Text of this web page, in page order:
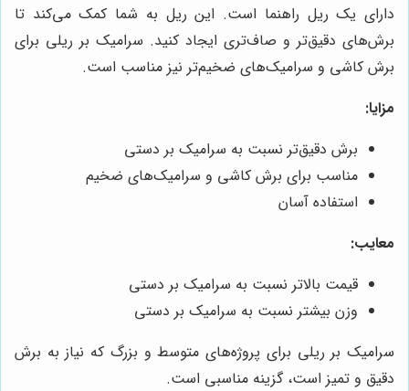
دارای یک ریل راهنما است. این ریل به شما کمک می‌کند تا
برش‌های دقیق‌تر و صاف‌تری ایجاد کنید. سرامیک بر ریلی برای
برش کاشی و سرامیک‌های ضخیم‌تر نیز مناسب است.
مزایا:
برش دقیق‌تر نسبت به سرامیک بر دستی
مناسب برای برش کاشی و سرامیک‌های ضخیم
استفاده آسان
معایب:
قیمت بالاتر نسبت به سرامیک بر دستی
وزن بیشتر نسبت به سرامیک بر دستی
سرامیک بر ریلی برای پروژه‌های متوسط و بزرگ که نیاز به برش
دقیق و تمیز است، گزینه مناسبی است.